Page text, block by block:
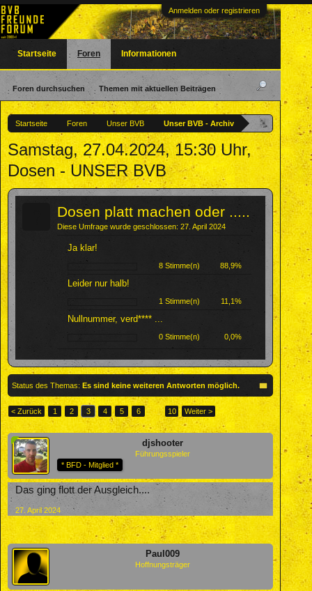
Anmelden oder registrieren
Startseite Foren Unser BVB Unser BVB - Archiv
Samstag, 27.04.2024, 15:30 Uhr,
Dosen - UNSER BVB
Dosen platt machen oder .....
Diese Umfrage wurde geschlossen: 27. April 2024
Ja klar!
8 Stimme(n) 88,9%
Leider nur halb!
1 Stimme(n) 11,1%
Nullnummer, verd**** ...
0 Stimme(n) 0,0%
Status des Themas: Es sind keine weiteren Antworten möglich.
< Zurück 1 2 3 4 5 6 → 10 Weiter >
djshooter
Führungsspieler
* BFD - Mitglied *
Das ging flott der Ausgleich....
27. April 2024
Paul009
Hoffnungsträger
Startseite Foren
Foren durchsuchen Themen mit aktuellen Beiträgen
Informationen